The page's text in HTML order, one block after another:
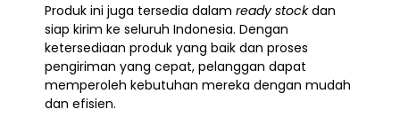
Produk ini juga tersedia dalam ready stockdan
siap kirim ke seluruh Indonesia. Dengan
ketersediaan produk yang baik dan proses
pengiriman yang cepat, pelanggan dapat
memperoleh kebutuhan mereka dengan mudah
dan efisien.